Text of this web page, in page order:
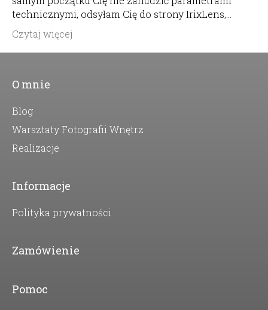
technicznymi, odsyłam Cię do strony IrixLens,…
Czytaj więcej
O mnie
Blog
Warsztaty Fotografii Wnętrz
Realizacje
Informacje
Polityka prywatności
Zamówienie
Pomoc